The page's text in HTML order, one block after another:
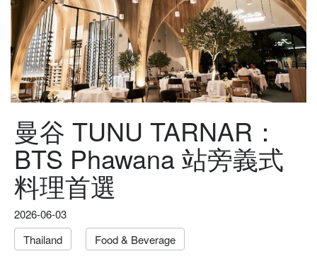
曼谷 TUNU TARNAR：
BTS Phawana 站旁義式
料理首選
2026-06-03
Thailand
Food & Beverage